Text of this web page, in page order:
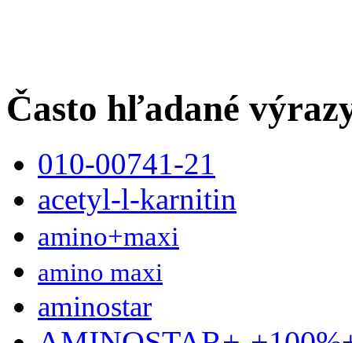
Často hľadané
010-00741-21
acetyl-l-karnitin
amino+maxi
amino maxi
aminostar